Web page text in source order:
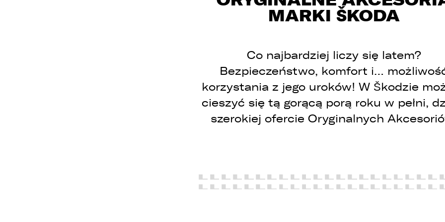
MARKI ŠKODA
Co najbardziej liczy się latem?
Bezpieczeństwo, komfort i…
korzystania z jego uroków! W Škodzie
cieszyć się tą gorącą porą roku w pełni,
szerokiej ofercie Oryginalnych
uchylenia dyrektywy 95/46/WE (ogólne rozporządzenie o ochronie
danych osobowych oraz o przysługujących Państwu prawach z tym